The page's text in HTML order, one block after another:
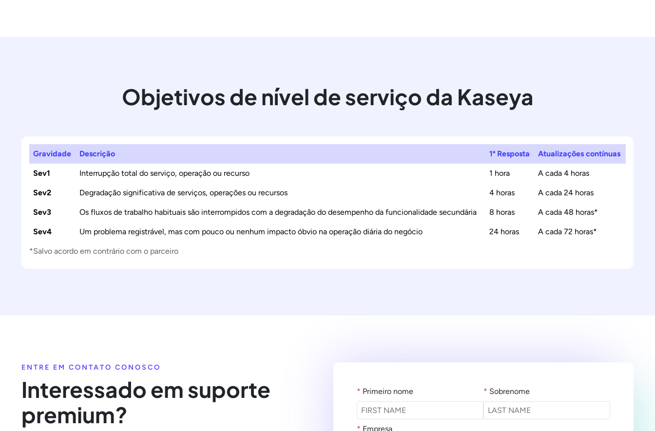
Objetivos de nível de serviço da Kaseya
*Salvo acordo em contrário com o parceiro
Gravidade Descrição 1ª Resposta Atualizações contínuas
Sev1 Interrupção total do serviço, operação ou recurso 1 hora A cada 4 horas
Sev2 Degradação significativa de serviços, operações ou recursos 4 horas A cada 24 horas
Sev3 Os fluxos de trabalho habituais são interrompidos com a degradação do desempenho da funcionalidade secundária 8 horas A cada 48 horas*
Sev4 Um problema registrável, mas com pouco ou nenhum impacto óbvio na operação diária do negócio 24 horas A cada 72 horas*
ENTRE EM CONTATO CONOSCO
Interessado em suporte
premium?
* Primeiro nome * Sobrenome
* Empresa